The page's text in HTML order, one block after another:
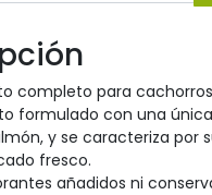
completo para
formulado con una
y se caracteriza por
fresco.
añadidos ni